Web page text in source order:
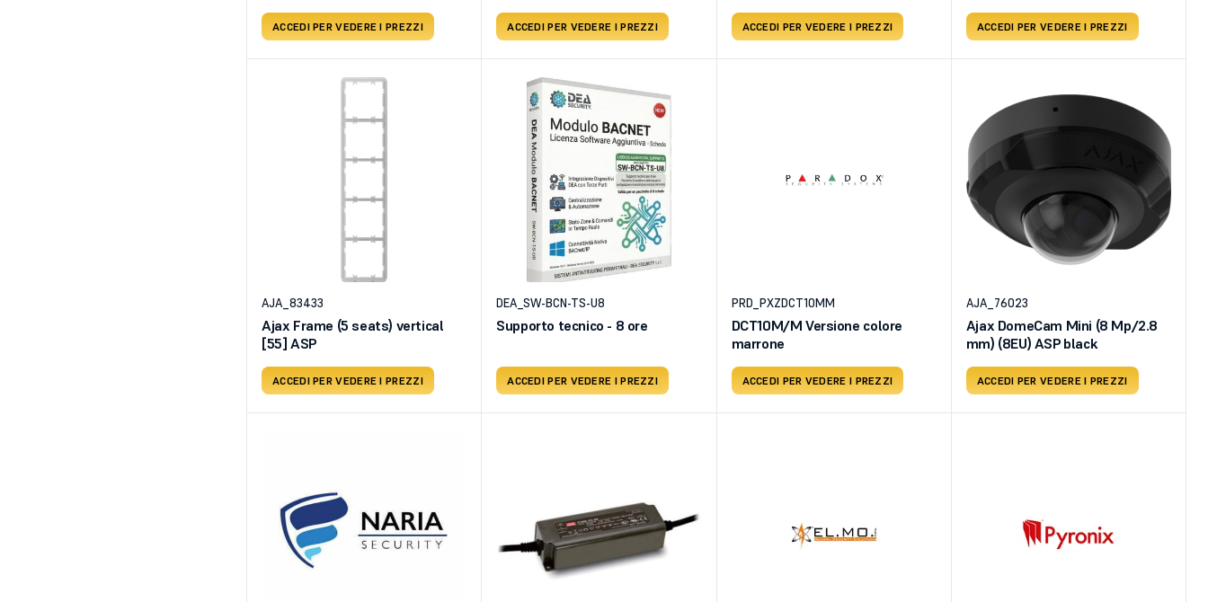
ACCEDI PER VEDERE I PREZZI ACCEDI PER VEDERE I PREZZI ACCEDI PER VEDERE I PREZZI ACCEDI PER VEDERE I PREZZI
AJA_83433
Ajax Frame (5 seats) vertical
[55] ASP
ACCEDI PER VEDERE I PREZZI
DEA_SW-BCN-TS-U8
Supporto tecnico - 8 ore
ACCEDI PER VEDERE I PREZZI
PRD_PXZDCT10MM
DCT10M/M Versione colore
marrone
ACCEDI PER VEDERE I PREZZI
AJA_76023
Ajax DomeCam Mini (8 Mp/2.8
mm) (8EU) ASP black
ACCEDI PER VEDERE I PREZZI